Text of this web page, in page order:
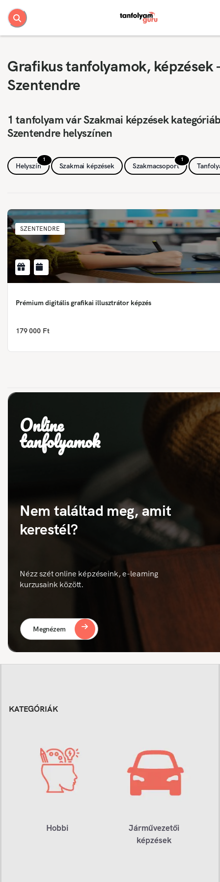
Grafikus tanfolyamok, képzések
Szentendre
1 tanfolyam vár Szakmai képzések
Szentendre helyszínen
1
Helyszín Szakmai képzések
1
Szakmacsoport
SZENTENDRE
Prémium digitális grafikai illusztrátor képzés
179 000 Ft
Online
tanfolyamok
Nem találtad meg, amit
kerestél?
Nézz szét online képzéseink, e-learning
kurzusaink között.
Megnézem
KATEGÓRIÁK
Hobbi
Járművezetői
képzések